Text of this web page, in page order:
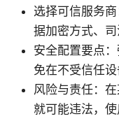
选择可信服务
据加密方式、
安全配置要点
免在不受信任
风险与责任：
就可能违法，